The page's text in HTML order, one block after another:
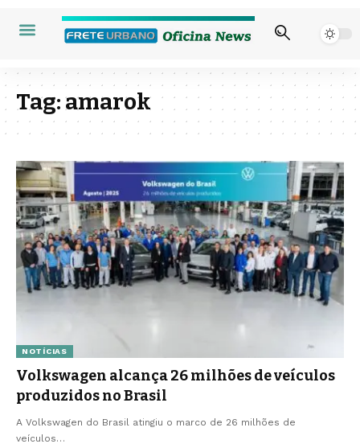
Tag:amarok
NOTÍCIAS
Volkswagen alcança 26 milhões de veículos
produzidos no Brasil
A Volkswagen do Brasil atingiu o marco de 26 milhões de
veículos…